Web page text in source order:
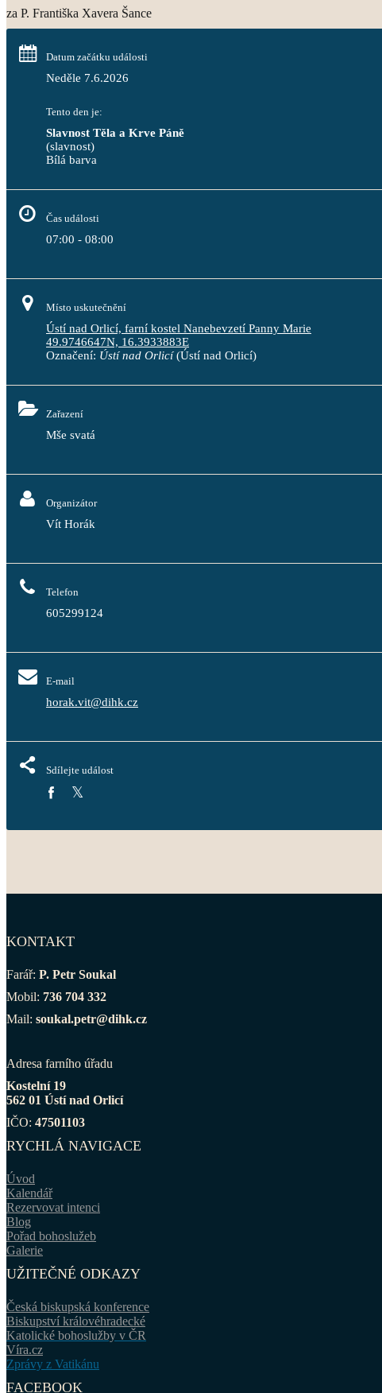
za P. Františka Xavera Šance
Datum začátku události
Neděle 7.6.2026
Tento den je:
Slavnost Těla a Krve Páně
(slavnost)
Bílá barva
Čas události
07:00 - 08:00
Místo uskutečnění
Ústí nad Orlicí, farní kostel Nanebevzetí Panny Marie
49.9746647N, 16.3933883E
Označení: Ústí nad Orlicí(Ústí nad Orlicí)
Zařazení
Mše svatá
Organizátor
Vít Horák
Telefon
605299124
E-mail
horak.vit@dihk.cz
Sdílejte událost
KONTAKT
Farář: P. Petr Soukal
Mobil: 736 704 332
Mail: soukal.petr@dihk.cz
Adresa farního úřadu
Kostelní 19
562 01 Ústí nad Orlicí
IČO: 47501103
RYCHLÁ NAVIGACE
Úvod
Kalendář
Rezervovat intenci
Blog
Pořad bohoslužeb
Galerie
UŽITEČNÉ ODKAZY
Česká biskupská konference
Biskupství královéhradecké
Katolické bohoslužby v ČR
Víra.cz
Zprávy z Vatikánu
FACEBOOK